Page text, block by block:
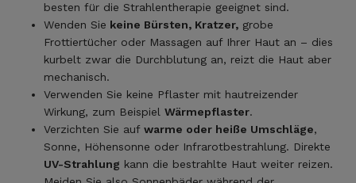
besten für die Strahlentherapie geeignet sind.
Wenden Sie keine Bürsten, Kratzer, grobe
Frottiertücher oder Massagen auf Ihrer Haut an – dies
kurbelt zwar die Durchblutung an, reizt die Haut aber
mechanisch.
Verwenden Sie keine Pflaster mit hautreizender
Wirkung, zum Beispiel Wärmepflaster.
Verzichten Sie auf warme oder heiße Umschläge,
Sonne, Höhensonne oder Infrarotbestrahlung. Direkte
UV-Strahlung kann die bestrahlte Haut weiter reizen.